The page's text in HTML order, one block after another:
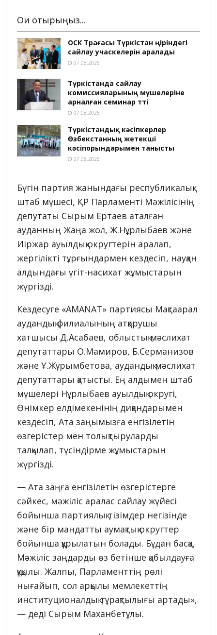
Оқи отырыңыз...
ОСК Төрағасы Түркістан өңіріндегі
сайлау учаскелерін аралады
07.08.2026
Түркістанда сайлау
комиссияларының мүшелеріне
арналған семинар өтті
07.08.2026
Түркістандық кәсіпкерлер
Өзбекстанның жетекші
кәсіпорындарымен танысты
07.08.2026
Бүгін партия жанындағы республикалық
штаб мүшесі, ҚР Парламенті Мәжілісінің
депутаты Сырым Ертаев аталған
ауданның Жаңа жол, Ж.Нұрлыбаев және
Иіржар ауылдық округтерін аралап,
жергілікті тұрғындармен кездесіп, науқан
алдындағы үгіт-насихат жұмыстарын
жүргізді.
Кездесуге «AMANAT» партиясы Мақтаарал
аудандық филиалының атқарушы
хатшысы Д.Асабаев, облыстық мәслихат
депутаттары О.Мамиров, Б.Серманизов
және Ұ.Жұрымбетова, аудандық мәслихат
депутаттары қатысты. Ең алдымен штаб
мүшелері Нұрлыбаев ауылдық округі,
Өнімкер елдімекенінің диқандарымен
кездесіп, Ата заңымызға енгізілетін
өзгерістер мен толықтыруларды
талқылап, түсіндірме жұмыстарын
жүргізді.
— Ата заңға енгізілетін өзгерістерге
сәйкес, мәжіліс аралас сайлау жүйесі
бойынша партиялық тізімдер негізінде
және бір мандатты аумақтық округтер
бойынша құрылатын болады. Бұдан басқа,
Мәжіліс заңдарды өз бетінше қабылдауға
құқылы. Жалпы, Парламенттің рөлі
нығайып, сол арқылы мемлекеттің
институционалдық тұрақтылығы артады»,
— деді Сырым Маханбетұлы.